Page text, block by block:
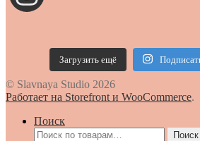
Загрузить ещё
© Slavnaya Studio 2026
Работает на Storefront и WooCommerce.
Поиск
Искать:
Поиск